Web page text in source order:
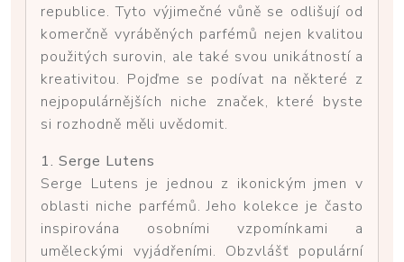
republice. Tyto výjimečné vůně se odlišují od
komerčně vyráběných parfémů nejen kvalitou
použitých surovin, ale také svou unikátností a
kreativitou. Pojďme se podívat na některé z
nejpopulárnějších niche značek, které byste
si rozhodně měli uvědomit.
1. Serge Lutens
Serge Lutens je jednou z ikonickým jmen v
oblasti niche parfémů. Jeho kolekce je často
inspirována osobními vzpomínkami a
uměleckými vyjádřeními. Obzvlášť populární